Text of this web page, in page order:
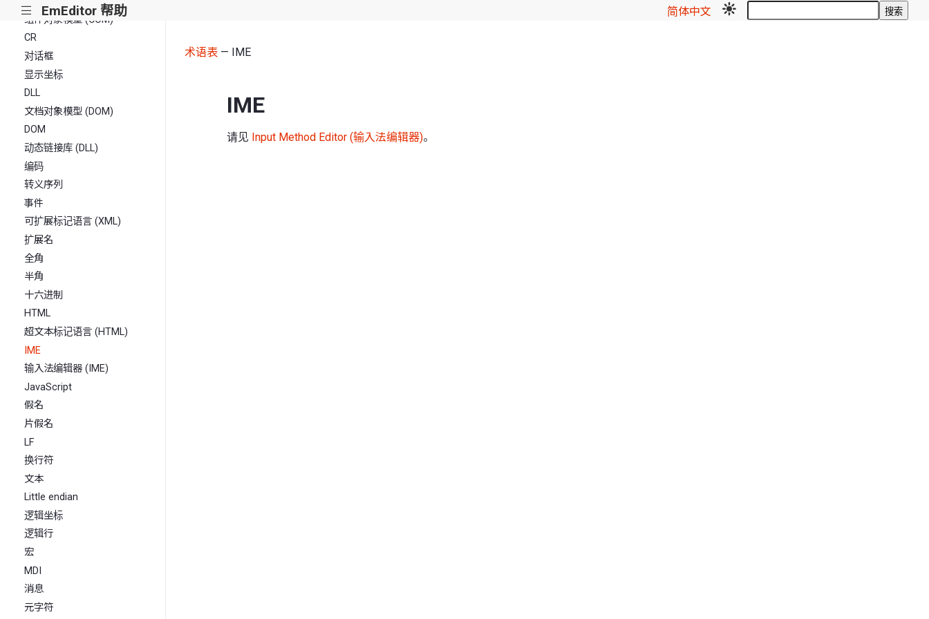
||| EmEditor 帮助 简体中文 搜索
组件对象模型 (COM)
CR
对话框
显示坐标
DLL
文档对象模型 (DOM)
DOM
动态链接库 (DLL)
编码
转义序列
事件
可扩展标记语言 (XML)
扩展名
全角
半角
十六进制
HTML
超文本标记语言 (HTML)
IME
输入法编辑器 (IME)
JavaScript
假名
片假名
LF
换行符
文本
Little endian
逻辑坐标
逻辑行
宏
MDI
消息
元字符
术语表— IME
IME
请见 Input Method Editor (输入法编辑器)。